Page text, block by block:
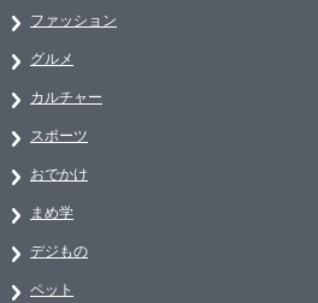
ファッション
グルメ
カルチャー
スポーツ
おでかけ
まめ学
デジもの
ペット